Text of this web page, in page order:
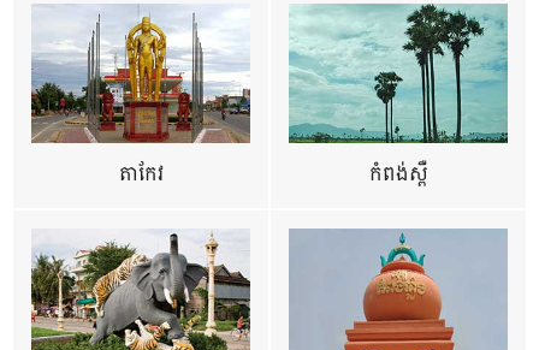
តាកែវ កំពង់ស្ពឺ